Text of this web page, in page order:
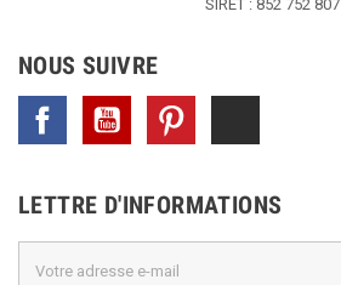
SIRET : 852 752 807
NOUS SUIVRE
Facebook YouTube
LETTRE D'INFORMATIONS